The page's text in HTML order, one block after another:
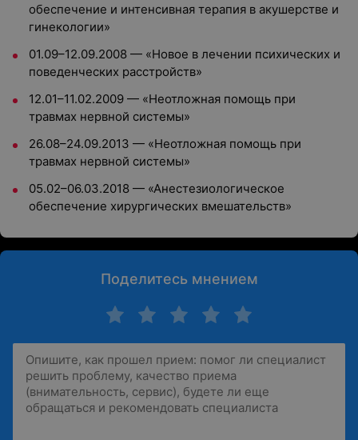
обеспечение и интенсивная терапия в акушерстве и
гинекологии»
01.09–12.09.2008 — «Новое в лечении психических и
поведенческих расстройств»
12.01–11.02.2009 — «Неотложная помощь при
травмах нервной системы»
26.08–24.09.2013 — «Неотложная помощь при
травмах нервной системы»
05.02–06.03.2018 — «Анестезиологическое
обеспечение хирургических вмешательств»
Поделитесь мнением